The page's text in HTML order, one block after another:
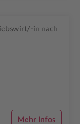
Mehr Infos